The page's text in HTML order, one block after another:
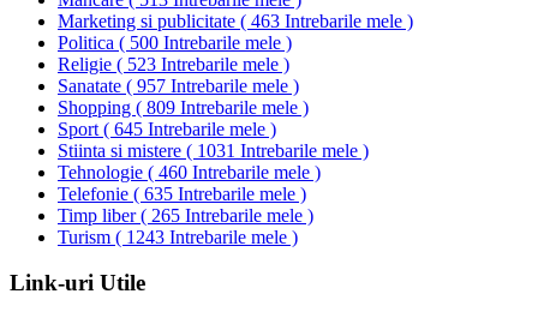
Marketing si publicitate ( 463 Intrebarile mele )
Politica ( 500 Intrebarile mele )
Religie ( 523 Intrebarile mele )
Sanatate ( 957 Intrebarile mele )
Shopping ( 809 Intrebarile mele )
Sport ( 645 Intrebarile mele )
Stiinta si mistere ( 1031 Intrebarile mele )
Tehnologie ( 460 Intrebarile mele )
Telefonie ( 635 Intrebarile mele )
Timp liber( 265 Intrebarile mele )
Turism ( 1243 Intrebarile mele )
Link-uri Utile